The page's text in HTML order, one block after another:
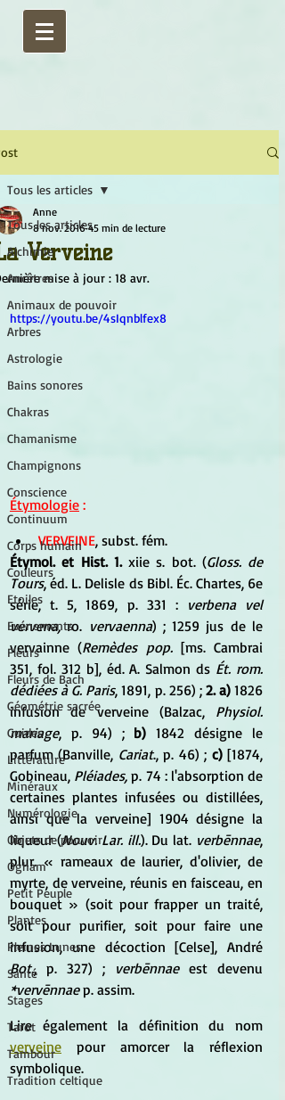
Tous les articles
Alchimie
Ancêtres
Animaux de pouvoir
Arbres
Astrologie
Bains sonores
Chakras
Chamanisme
Champignons
Conscience
Continuum
Corps humain
Couleurs
Etoiles
Evénements
Fleurs
Fleurs de Bach
Géométrie sacrée
Guides
Littérature
Minéraux
Numérologie
Objets de pouvoir
Ogham
Petit Peuple
Plantes
Pleines Lunes
Santé
Stages
Tarot
Tambour
Tradition celtique
Tous les articles
Verveine
Anne
8 nov. 2016 45 min de lecture
mise à jour : 18 avr.
https://youtu.be/4sIqnblfex8
Étymologie :
VERVEINE, subst. fém.
Étymol. et Hist. 1. xiie s. bot. (Gloss. de
Tours, éd. L. Delisle ds Bibl. Éc. Chartes, 6e
série, t. 5, 1869, p. 331 : verbena vel
vervena, ro. vervaenna) ; 1259 jus de le
vervainne (Remèdes pop. [ms. Cambrai
351, fol. 312 b], éd. A. Salmon ds Ét. rom.
dédiées à G. Paris, 1891, p. 256) ; 2. a) 1826
infusion de verveine (Balzac, Physiol.
mariage, p. 94) ; b) 1842 désigne le
parfum (Banville, Cariat., p. 46) ; c) [1874,
Gobineau, Pléiades, p. 74 : l'absorption de
certaines plantes infusées ou distillées,
ainsi que la verveine] 1904 désigne la
liqueur (Nouv. Lar. ill.). Du lat. verbēnnae,
plur. « rameaux de laurier, d'olivier, de
myrte, de verveine, réunis en faisceau, en
bouquet » (soit pour frapper un traité,
soit pour purifier, soit pour faire une
infusion, une décoction [Celse], André
Bot., p. 327) ; verbēnnae
*vervēnnae p. assim.
verveine pour amorcer la réflexion
symbolique.